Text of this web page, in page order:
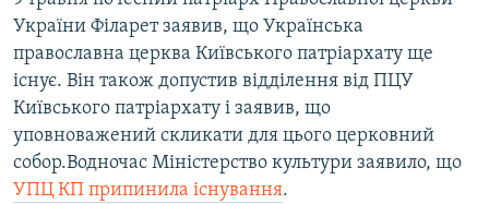
України Філарет заявив, що Українська
православна церква Київського патріархату ще
існує. Він також допустив відділення від ПЦУ
Київського патріархату і заявив, що
уповноважений скликати для цього церковний
собор.Водночас Міністерство культури заявило, що
УПЦ КП припинила існування.